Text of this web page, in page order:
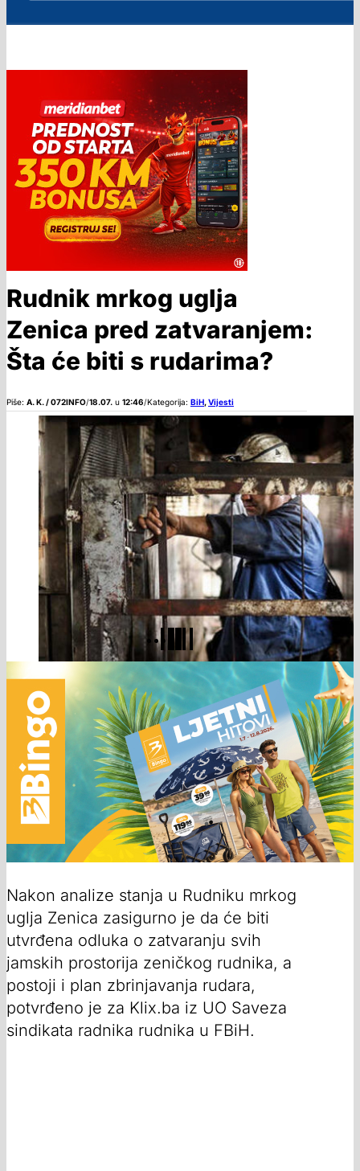
Rudnik mrkog uglja
Zenica pred zatvaranjem:
Šta će biti s rudarima?
Piše: A. K. / 072INFO/18.07. u 12:46/Kategorija: BiH,Vijesti
Nakon analize stanja u Rudniku mrkog
uglja Zenica zasigurno je da će biti
utvrđena odluka o zatvaranju svih
jamskih prostorija zeničkog rudnika, a
postoji i plan zbrinjavanja rudara,
potvrđeno je za Klix.ba iz UO Saveza
sindikata radnika rudnika u FBiH.